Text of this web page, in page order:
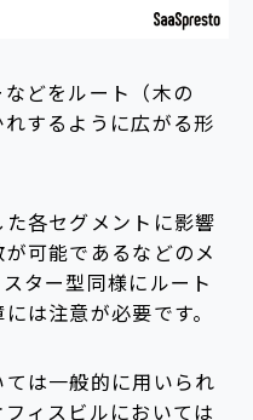
どをルート（木の
するように広がる形
各セグメントに影響
可能であるなどのメ
ター型同様にルート
は注意が必要です。
は一般的に用いられ
ィスビルにおいては